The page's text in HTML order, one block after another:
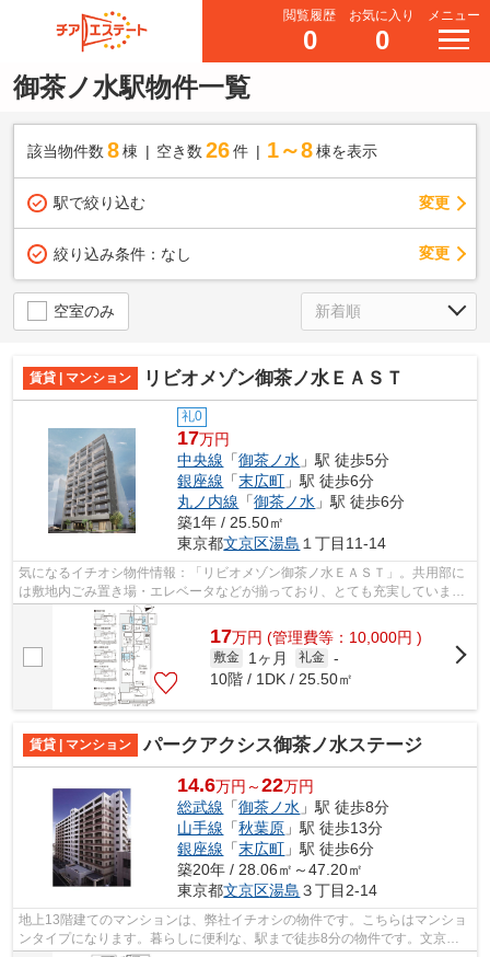
閲覧履歴
0
お気に入り
0
メニュー
御茶ノ水駅物件一覧
該当物件数 8棟 空き数 26 件 1～8 棟を表示
駅で絞り込む 変更
絞り込み条件： なし 変更
空室のみ
賃貸 | マンション リビオメゾン御茶ノ水ＥＡＳＴ
礼0
17万円
中央線 「御茶ノ水 」駅 徒歩5分
銀座線 「末広町 」駅 徒歩6分
丸ノ内線 「御茶ノ水 」駅 徒歩6分
築1年 / 25.50㎡
東京都文京区湯島 １丁目11-14
気になるイチオシ物件情報：「リビオメゾン御茶ノ水ＥＡＳＴ」。共用部に
は敷地内ごみ置き場・エレベータなどが揃っており、とても充実していま
す。弊社では御茶ノ水駅周辺の物件を取...
17万円 (管理費等：10,000円 )
敷金 1ヶ月 礼金 -
10階 / 1DK / 25.50㎡
賃貸 | マンション パークアクシス御茶ノ水ステージ
14.6万円～22万円
総武線 「御茶ノ水 」駅 徒歩8分
山手線 「秋葉原 」駅 徒歩13分
銀座線 「末広町 」駅 徒歩6分
築20年 / 28.06㎡～47.20㎡
東京都文京区湯島 ３丁目2-14
地上13階建てのマンションは、弊社イチオシの物件です。こちらはマンショ
ンタイプになります。暮らしに便利な、駅まで徒歩8分の物件です。文京区